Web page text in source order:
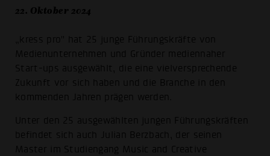
22. Oktober 2024
„kress pro" hat 25 junge Führungskräfte von
Medienunternehmen und Gründer mediennaher
Start-ups ausgewählt, die eine vielversprechende
Zukunft vor sich haben und die Branche in den
kommenden Jahren prägen werden.
Unter den 25 ausgewählten jungen Führungskräften
befindet sich auch Julian Berzbach, der seinen
Master im Studiengang Music and Creative